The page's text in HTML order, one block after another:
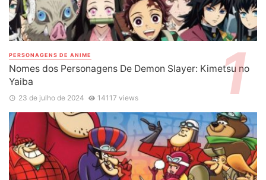
PERSONAGENS DE ANIME
Nomes dos Personagens De Demon Slayer: Kimetsu no
Yaiba
23 de julho de 2024 14117 views